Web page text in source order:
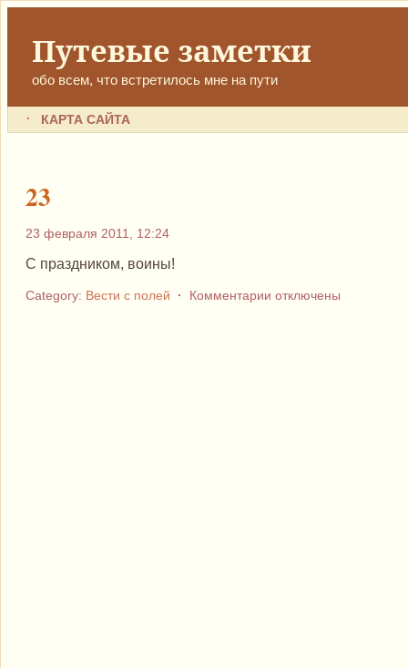
Путевые заметки
обо всем, что встретилось мне на пути
КАРТА САЙТА
23
23 февраля 2011, 12:24
С праздником, воины!
Category: Вести с полей · Комментарии котключены